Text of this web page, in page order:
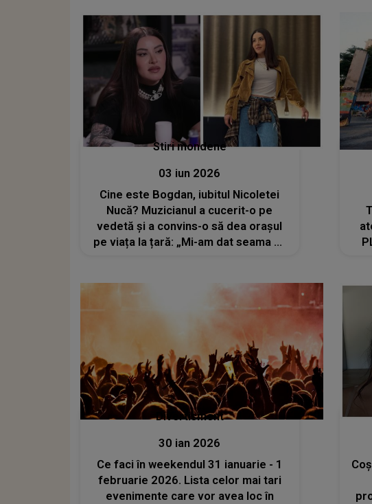
Stiri mondene
03 iun 2026
Cine este Bogdan, iubitul Nicoletei
Nucă? Muzicianul a cucerit-o pe
vedetă și a convins-o să dea orașul
pe viața la țară: „Mi-am dat seama că
Divertisment
30 ian 2026
Ce faci în weekendul 31 ianuarie - 1
februarie 2026. Lista celor mai tari
evenimente care vor avea loc în